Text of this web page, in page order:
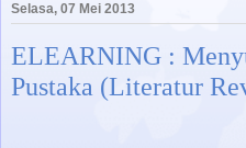
Selasa, 07 Mei 2013
ELEARNING :
Pustaka (Literatur